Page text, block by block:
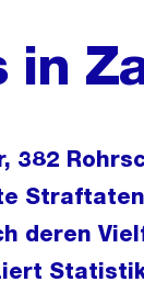
in
382
deren